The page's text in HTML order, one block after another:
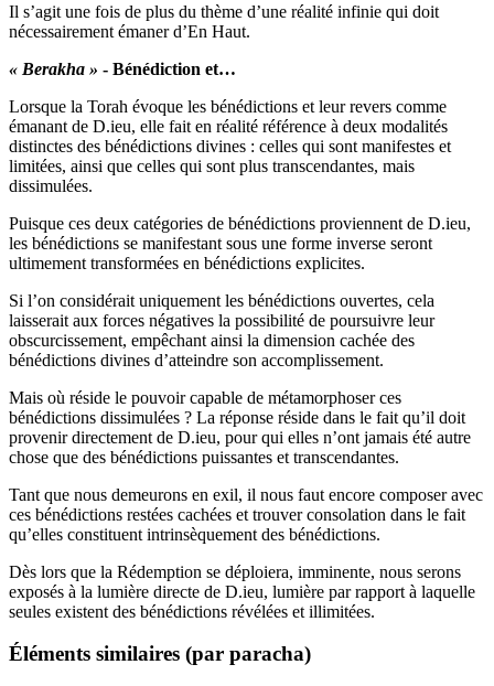
Il s’agit une fois de plus du thème d’une réalité infinie qui doit
nécessairement émaner d’En Haut.
« Berakha » - Bénédiction et…
Lorsque la Torah évoque les bénédictions et leur revers comme
émanant de D.ieu, elle fait en réalité référence à deux modalités
distinctes des bénédictions divines : celles qui sont manifestes et
limitées, ainsi que celles qui sont plus transcendantes, mais
dissimulées.
Puisque ces deux catégories de bénédictions proviennent de D.ieu,
les bénédictions se manifestant sous une forme inverse seront
ultimement transformées en bénédictions explicites.
Si l’on considérait uniquement les bénédictions ouvertes, cela
laisserait aux forces négatives la possibilité de poursuivre leur
obscurcissement, empêchant ainsi la dimension cachée des
bénédictions divines d’atteindre son accomplissement.
Mais où réside le pouvoir capable de métamorphoser ces
bénédictions dissimulées ? La réponse réside dans le fait qu’il doit
provenir directement de D.ieu, pour qui elles n’ont jamais été autre
chose que des bénédictions puissantes et transcendantes.
Tant que nous demeurons en exil, il nous faut encore composer avec
ces bénédictions restées cachées et trouver consolation dans le fait
qu’elles constituent intrinsèquement des bénédictions.
Dès lors que la Rédemption se déploiera, imminente, nous serons
exposés à la lumière directe de D.ieu, lumière par rapport à laquelle
seules existent des bénédictions révélées et illimitées.
Éléments similaires (par paracha)